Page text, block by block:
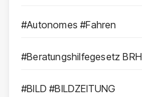
#Autonomes #Fahren
#Beratungshilfegesetz BRH
#BILD #BILDZEITUNG